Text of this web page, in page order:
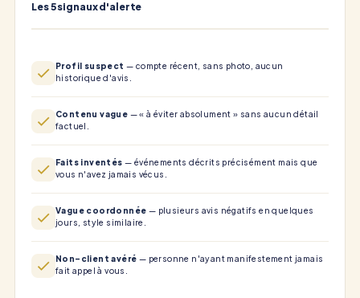
Les 5 signaux d'alerte
Profil suspect — compte récent, sans photo, aucun
historique d'avis.
Contenu vague — « à éviter absolument » sans aucun détail
factuel.
Faits inventés — événements décrits précisément mais que
vous n'avez jamais vécus.
Vague coordonnée — plusieurs avis négatifs en quelques
jours, style similaire.
Non-client avéré — personne n'ayant manifestement jamais
fait appel à vous.